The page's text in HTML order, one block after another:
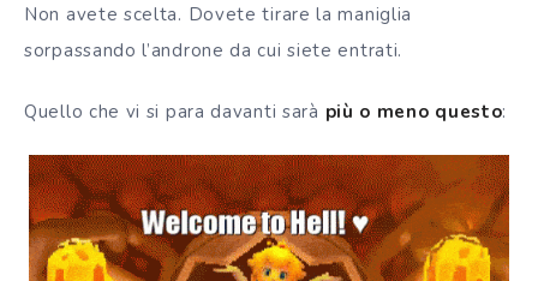
Non avete scelta. Dovete tirare la maniglia
sorpassando l’androne da cui siete entrati.
Quello che vi si para davanti sarà più o meno questo: